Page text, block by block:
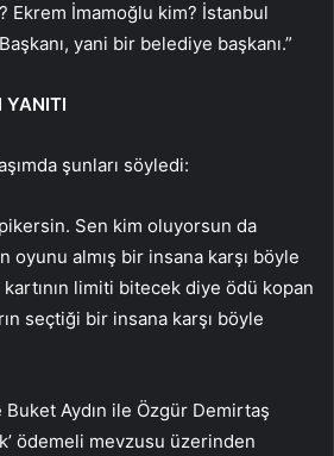
Ekrem İmamoğlu kim? İstanbul
yani bir belediye başkanı.”
YANITI
şunları söyledi:
Sen kim oluyorsun da
oyunu almış bir insana karşı böyle
limiti bitecek diye ödü kopan
seçtiği bir insana karşı böyle
Buket Aydın ile Özgür Demirtaş
ödemeli mevzusu üzerinden